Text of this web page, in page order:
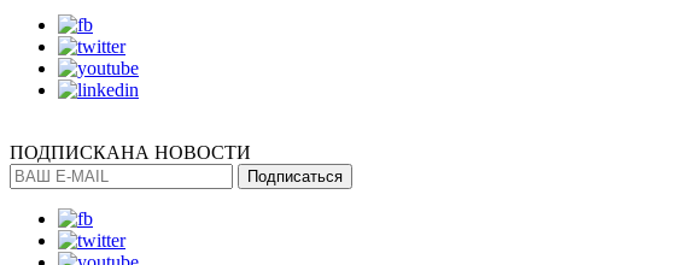
ПОДПИСКАНА НОВОСТИ
Подписаться